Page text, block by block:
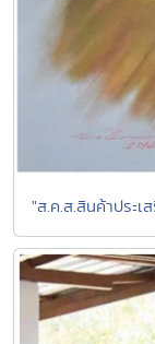
"ส.ค.ส.สินค้าประ